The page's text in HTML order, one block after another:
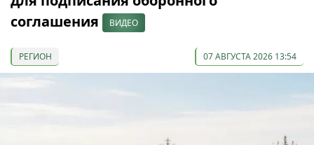
соглашения
ВИДЕО
РЕГИОН 07 АВГУСТА 2026 13:54